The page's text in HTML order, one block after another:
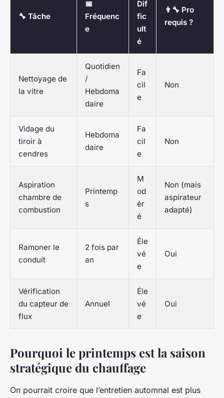
🔧 Tâche
📅
Fréquenc
e
Dif
fic
ult
é
👨‍🔧 Pro
requis ?
Nettoyage de
la vitre
Quotidien
/
Hebdoma
daire
Fa
cil
e
Non
Vidage du
tiroir à
cendres
Hebdoma
daire
Fa
cil
e
Non
Aspiration
chambre de
combustion
Printemp
s
M
od
ér
é
Non (mais
aspirateur
adapté)
Ramoner le
conduit
2 fois par
an
Éle
vé
e
Oui
Vérification
du capteur de
flux
Annuel
Éle
vé
e
Oui
Pourquoi le printemps est la saison
stratégique du chauffage
On pourrait croire que l’entretien automnal est plus